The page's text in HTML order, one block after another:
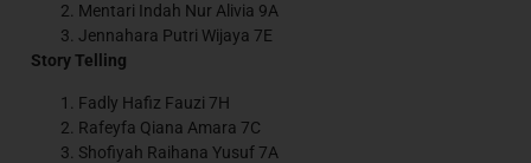
Mentari Indah Nur Alivia 9A
Jennahara Putri Wijaya 7E
Story Telling
Fadly Hafiz Fauzi 7H
Rafeyfa Qiana Amara 7C
Shofiyah Raihana Yusuf 7A